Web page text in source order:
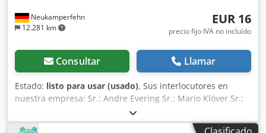
Neukamperfehn
12.281 km
EUR 16
precio fijo IVA no incluído
Consultar Llamar
Estado: listo para usar (usado), Sus interlocutores en
nuestra empresa: Sr.: Andre Evering Sr.: Mario Klöver Sr.:
Falk Deutsch Sr.: Simon Blank En esta sección, le
ofrecemos un perfil CS Sigma usado para la venta. El